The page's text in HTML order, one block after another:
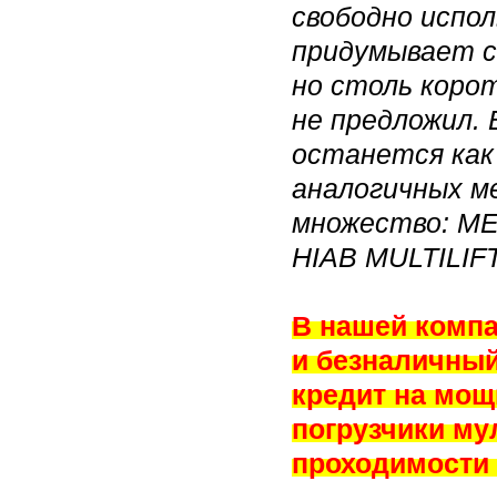
свободно
придумывает
но столь
не
останется
аналогичных
множество:
HIAB
В нашей
и
кредит на
погрузчики
проходимости